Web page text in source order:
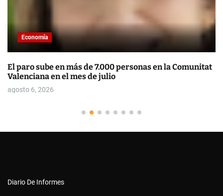
Economía
El paro sube en más de 7.000 personas en la Comunitat
Valenciana en el mes de julio
agosto 6, 2026
Diario De Informes